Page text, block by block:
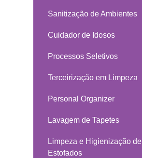
Sanitização de Ambientes
Cuidador de Idosos
Processos Seletivos
Terceirização em Limpeza
Personal Organizer
Lavagem de Tapetes
Limpeza e Higienização de
Estofados